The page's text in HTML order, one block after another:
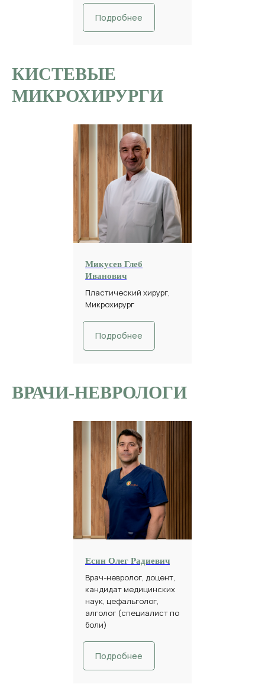
Подробнее
КИСТЕВЫЕ
МИКРОХИРУРГИ
Микусев Глеб
Иванович
Пластический хирург,
Микрохирург
Подробнее
ВРАЧИ-НЕВРОЛОГИ
Есин Олег Радиевич
Врач-невролог, доцент,
кандидат медицинских
наук, цефальголог,
алголог (специалист по
боли)
Подробнее